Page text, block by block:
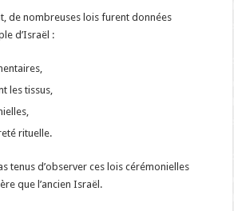
de nombreuses lois furent données
d’Israël :
les tissus,
rituelle.
tenus d’observer ces lois cérémonielles
que l’ancien Israël.